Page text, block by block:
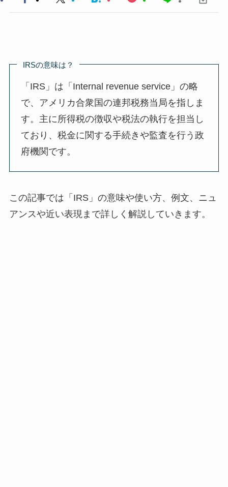
IRSの意味は？
「IRS」は「Internal revenue service」の略
で、アメリカ合衆国の連邦税務当局を指しま
す。主に所得税の徴収や税法の執行を担当し
ており、税金に関する手続きや監査を行う政
府機関です。
この記事では「IRS」の意味や使い方、例文、ニュ
アンスや近い表現まで詳しく解説していきます。